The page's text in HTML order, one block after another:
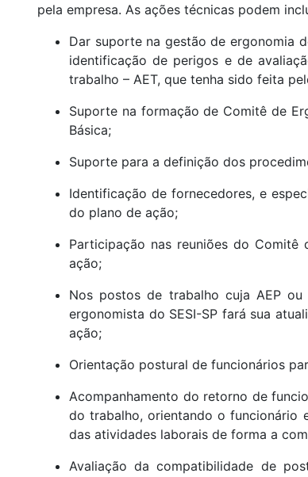
pela empresa. As ações técnicas podem
Dar suporte na gestão de ergonomia
identificação de perigos e de
trabalho – AET, que tenha sido feita
Suporte na formação de Comitê de
Básica;
Suporte para a definição dos
Identificação de fornecedores, e
do plano de ação;
Participação nas reuniões do
ação;
Nos postos de trabalho cuja AEP
ergonomista do SESI-SP fará sua
ação;
Orientação postural de funcionários
Acompanhamento do retorno de
do trabalho, orientando o funcionário
das atividades laborais de forma a
Avaliação da compatibilidade de